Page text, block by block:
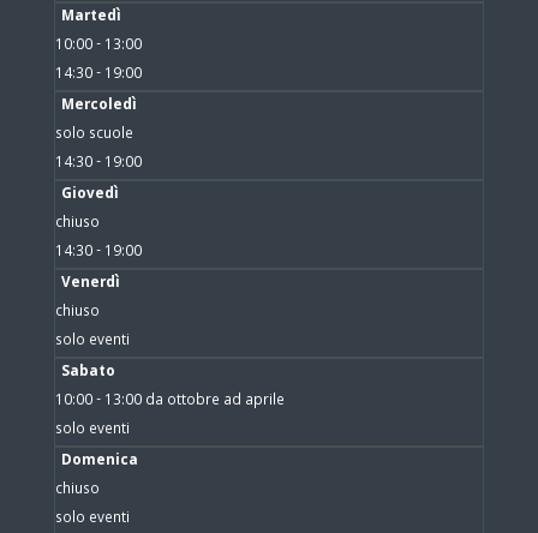
Martedì
10:00 - 13:00
14:30 - 19:00
Mercoledì
solo scuole
14:30 - 19:00
Giovedì
chiuso
14:30 - 19:00
Venerdì
chiuso
solo eventi
Sabato
10:00 - 13:00 da ottobre ad aprile
solo eventi
Domenica
chiuso
solo eventi